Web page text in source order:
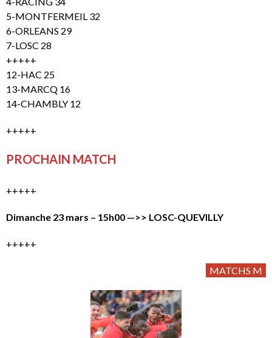
5-MONTFERMEIL 32
6-ORLEANS 29
7-LOSC 28
+++++
12-HAC 25
13-MARCQ 16
14-CHAMBLY 12
+++++
PROCHAIN MATCH
+++++
Dimanche 23 mars – 15h00 —>> LOSC-QUEVILLY
+++++
MATCHS M